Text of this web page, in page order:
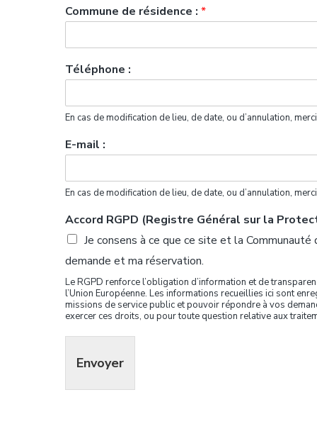
Commune de résidence : *
Téléphone :
En cas de modification de lieu, de date, ou d’annulation,
E-mail :
En cas de modification de lieu, de date, ou d’annulation,
Accord RGPD (Registre Général sur la
Je consens à ce que ce site et la
demande et ma réservation.
Le RGPD renforce l’obligation d’information et de
l’Union Européenne. Les informations recueillies ici sont
missions de service public et pouvoir répondre à vos
exercer ces droits, ou pour toute question relative aux
Envoyer